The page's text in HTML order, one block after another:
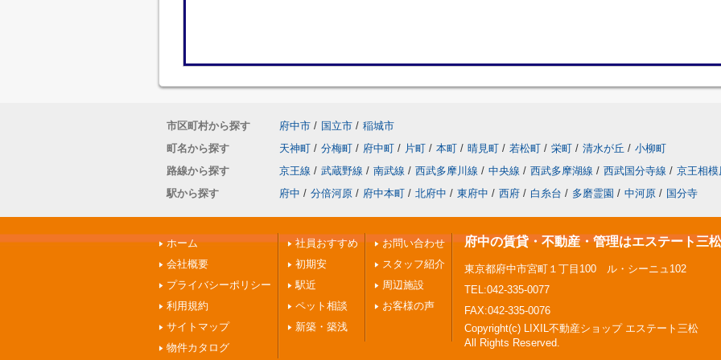
市区町村から探す 府中市 / 国立市 / 稲城市
町名から探す
天神町 / 分梅町 / 府中町 / 片町 / 本町 / 晴見町 / 若松町 / 栄町 / 清水が丘 / 小柳町
路線から探す
京王線 / 武蔵野線 / 南武線 / 西武多摩川線 / 中央線 / 西武多摩湖線 / 西武国分寺線 / 京王相模
駅から探す
府中 / 分倍河原 / 府中本町 / 北府中 / 東府中 / 西府 / 白糸台 / 多磨霊園 / 中河原 / 国分寺
ホーム
会社概要
プライバシーポリシー
利用規約
サイトマップ
物件カタログ
社員おすすめ
初期安
駅近
ペット相談
新築・築浅
お問い合わせ
スタッフ紹介
周辺施設
お客様の声
府中の賃貸・不動産・管理はエステート三松
東京都府中市宮町１丁目100 ル・シーニュ102
TEL:042-335-0077
FAX:042-335-0076
Copyright(c) LIXIL不動産ショップ エステート三松
All Rights Reserved.